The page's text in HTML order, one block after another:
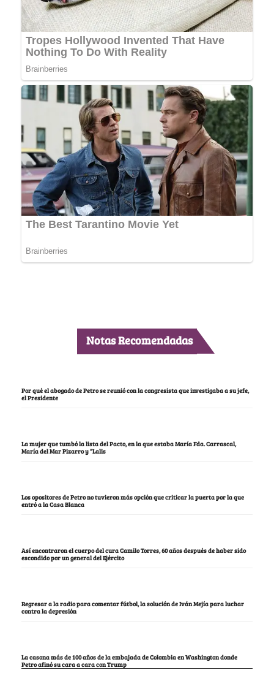
Notas Recomendadas
Por qué el abogado de Petro se reunió con la congresista que investigaba a su jefe,
el Presidente
La mujer que tumbó la lista del Pacto, en la que estaba María Fda. Carrascal,
María del Mar Pizarro y “Lalis
Los opositores de Petro no tuvieron más opción que criticar la puerta por la que
entró a la Casa Blanca
Así encontraron el cuerpo del cura Camilo Torres, 60 años después de haber sido
escondido por un general del Ejército
Regresar a la radio para comentar fútbol, la solución de Iván Mejía para luchar
contra la depresión
La casona más de 100 años de la embajada de Colombia en Washington donde
Petro afinó su cara a cara con Trump